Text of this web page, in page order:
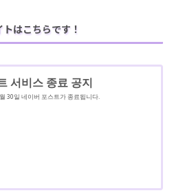
はこちらです！
서비스 종료 공지
30일 네이버 포스트가 종료됩니다.